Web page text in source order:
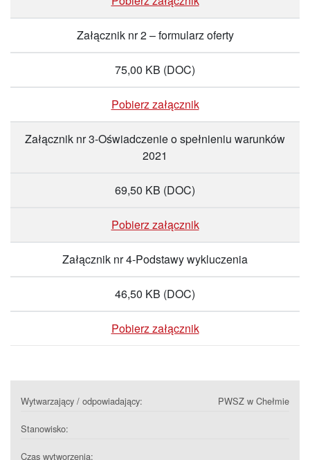
Załącznik nr 2 – formularz oferty
75,00 KB (DOC)
Pobierz załącznik
Załącznik nr 3-Oświadczenie o spełnieniu warunków
2021
69,50 KB (DOC)
Pobierz załącznik
Załącznik nr 4-Podstawy wykluczenia
46,50 KB (DOC)
Pobierz załącznik
Wytwarzający / odpowiadający: PWSZ w Chełmie
Stanowisko:
Czas wytworzenia: